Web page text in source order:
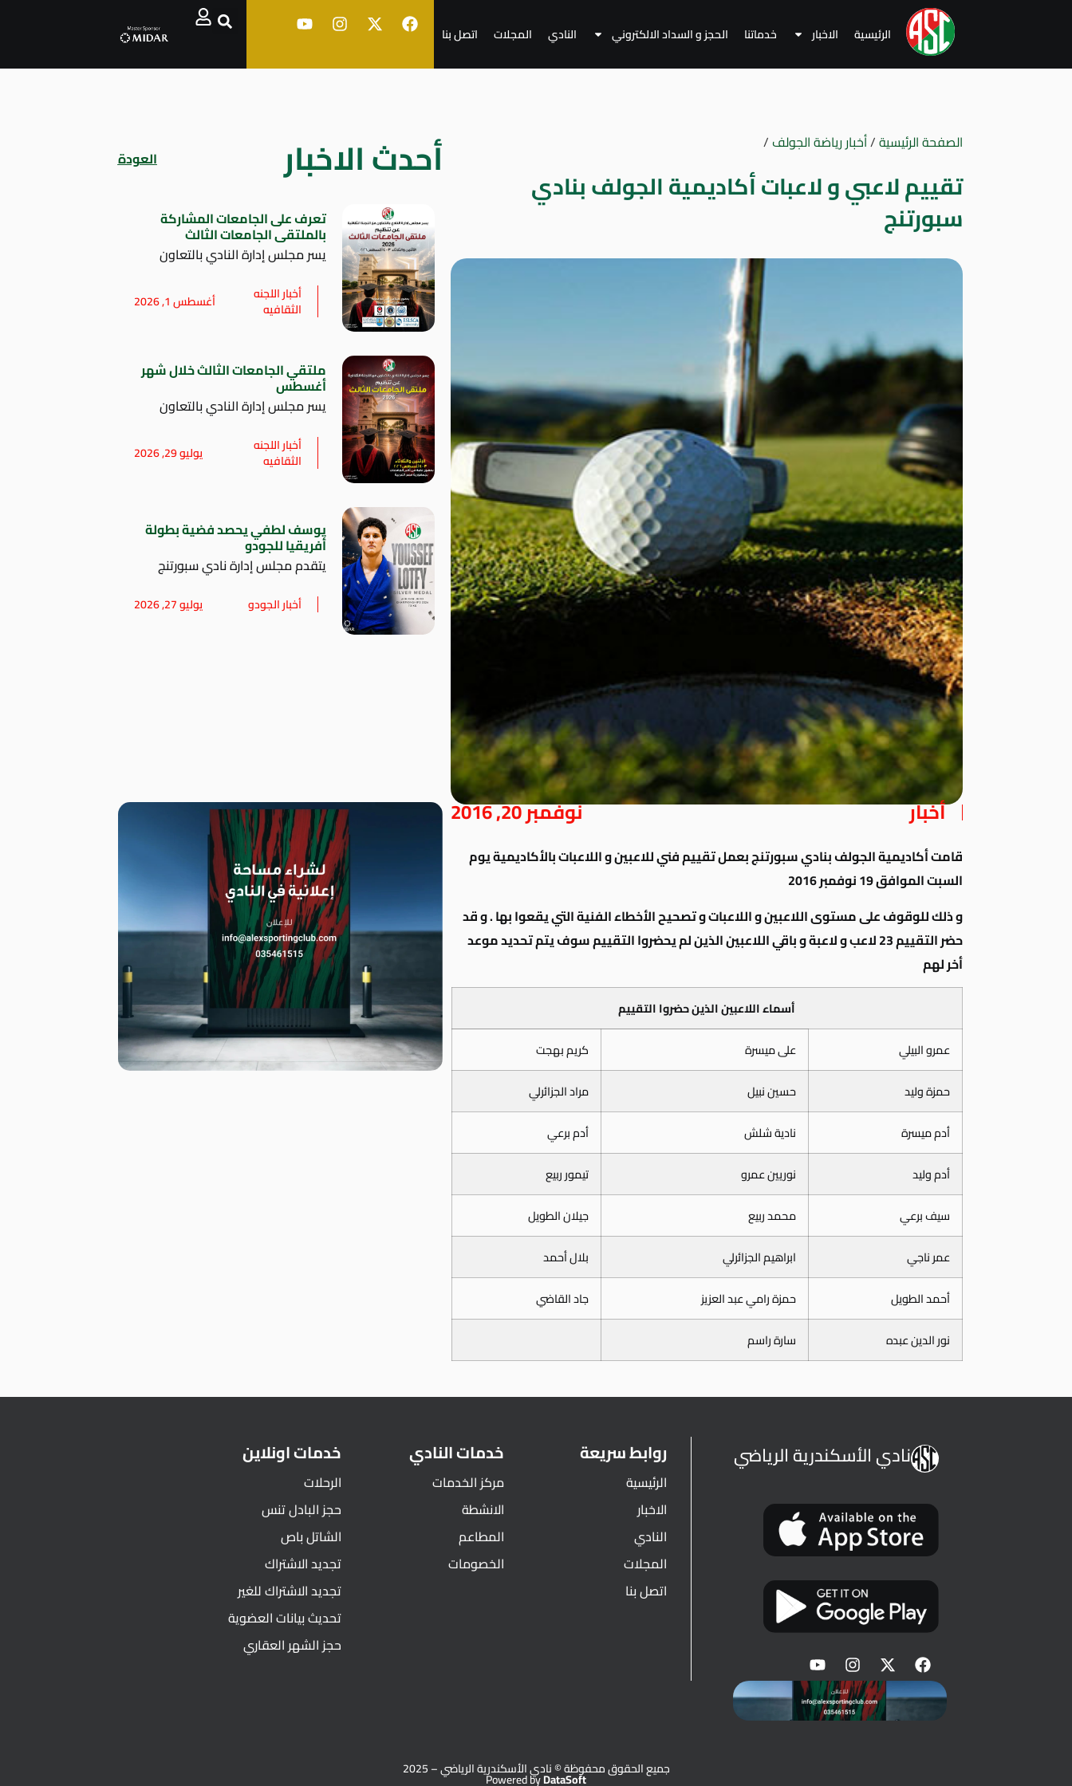
الرئيسية الاخبار خدماتنا الحجز و السداد الالكتروني النادي المجلات اتصل بنا
الصفحة الرئيسية/أخبار رياضة الجولف/
تقييم لاعبي و لاعبات أكاديمية الجولف بنادي
سبورتنج
أخبار نوفمبر 20, 2016
قامت أكاديمية الجولف بنادي سبورتنج بعمل تقييم فني للاعبين و اللاعبات بالأكاديمية يوم
السبت الموافق 19 نوفمبر 2016
و ذلك للوقوف على مستوى اللاعبين و اللاعبات و تصحيح الأخطاء الفنية التي يقعوا بها . و قد
حضر التقييم 23 لاعب و لاعبة و باقي اللاعبين الذين لم يحضروا التقييم سوف يتم تحديد موعد
أخر لهم
أسماء اللاعبين الذين حضروا التقييم
عمرو البيلي
على ميسرة
كريم بهجت
حمزة وليد
حسين نبيل
مراد الجزائرلي
أدم ميسرة
نادية شلش
أدم برعي
أدم وليد
نوريين عمرو
تيمور ربيع
سيف برعي
محمد ربيع
جيلان الطويل
عمر ناجي
ابراهيم الجزائرلي
بلال أحمد
أحمد الطويل
حمزة رامي عبد العزيز
جاد القاضي
نور الدين عبده
سارة راسم
أحدث الاخبار العودة
تعرف على الجامعات المشاركة
بالملتقى الجامعات الثالث
يسر مجلس إدارة النادي بالتعاون
أخبار اللجنه
الثقافيه أغسطس 1, 2026
ملتقي الجامعات الثالث خلال شهر
أغسطس
يسر مجلس إدارة النادي بالتعاون
أخبار اللجنه
الثقافيه يوليو 29, 2026
يوسف لطفي يحصد فضية بطولة
أفريقيا للجودو
يتقدم مجلس إدارة نادي سبورتنج
أخبار الجودو يوليو 27, 2026
نادي الأسكندرية الرياضي روابط سريعة
الرئيسية
الاخبار
النادي
المجلات
اتصل بنا
خدمات النادي
مركز الخدمات
الانشطة
المطاعم
الخصومات
خدمات اونلاين
الرحلات
حجز البادل تنس
الشاتل باص
تجديد الاشتراك
تجديد الاشتراك للغير
تحديث بيانات العضوية
حجز الشهر العقاري
جميع الحقوق محفوظة © نادي الأسكندرية الرياضي – 2025
Powered byDataSoft